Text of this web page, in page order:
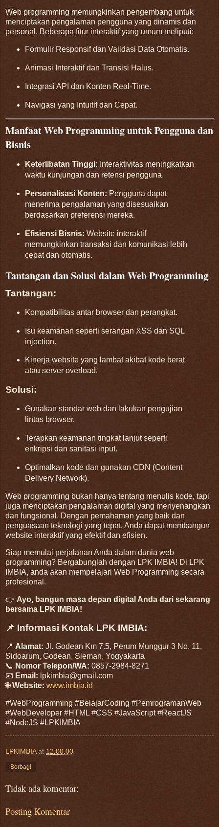
Web programming memungkinkan pengembang untuk
menciptakan pengalaman pengguna yang dinamis dan
personal. Beberapa fitur interaktif yang umum meliputi:
Formulir Responsif dan Validasi Data Otomatis.
Animasi Interaktif dan Transisi Halus.
Integrasi API dan Konten Real-Time.
Navigasi yang Intuitif dan Cepat.
Manfaat Web Programming untuk Pengguna dan
Bisnis
Keterlibatan Tinggi: Interaktivitas meningkatkan
waktu kunjungan dan retensi pengguna.
Personalisasi Konten: Pengguna dapat
menerima pengalaman yang disesuaikan
berdasarkan preferensi mereka.
Efisiensi Bisnis: Website interaktif
memungkinkan transaksi dan komunikasi lebih
cepat dan otomatis.
Tantangan dan Solusi dalam Web Programming
Tantangan:
Kompatibilitas antar browser dan perangkat.
Isu keamanan seperti serangan XSS dan SQL
injection.
Kinerja website yang lambat akibat kode berat
atau server overload.
Solusi:
Gunakan standar web dan lakukan pengujian
lintas browser.
Terapkan keamanan tingkat lanjut seperti
enkripsi dan sanitasi input.
Optimalkan kode dan gunakan CDN (Content
Delivery Network).
Web programming bukan hanya tentang menulis kode, tapi
juga menciptakan pengalaman digital yang menyenangkan
dan fungsional. Dengan pemahaman yang baik dan
penguasaan teknologi yang tepat, Anda dapat membangun
website interaktif yang efektif dan efisien.
Siap memulai perjalanan Anda dalam dunia web
programming? Bergabunglah dengan LPK IMBIA! Di LPK
IMBIA, anda akan mempelajari Web Programming secara
profesional.
👉 Ayo, bangun masa depan digital Anda dari sekarang
bersama LPK IMBIA!
📌 Informasi Kontak LPK IMBIA:
📍 Alamat: Jl. Godean Km 7.5, Perum Munggur 3 No. 11,
Sidoarum, Godean, Sleman, Yogyakarta
📞 Nomor Telepon/WA: 0857-2984-8271
📧 Email: lpkimbia@gmail.com
🌐Website: www.imbia.id
#WebProgramming #BelajarCoding #PemrogramanWeb
#WebDeveloper #HTML #CSS #JavaScript #ReactJS
#NodeJS #LPKIMBIA
LPKIMBIA at 12.00.00
Berbagi
Tidak ada komentar:
Posting Komentar